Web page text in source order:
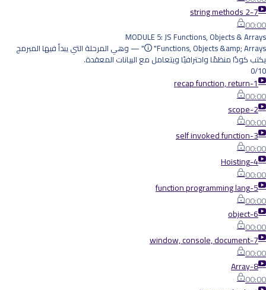
7-string methods 2
00:00
MODULE 5: JS Functions, Objects & Arrays
"Functions, Objects &amp; Arrays" — وهي المرحلة التي يبدأ فيها المبرمج
يكتب كودًا منظمًا واحترافيًا ويتعامل مع البيانات المعقدة.
0/10
1-recap function, return
00:00
2-scope
00:00
3-self invoked function
00:00
4-Hoisting
00:00
5-function programming lang
00:00
6-object
00:00
7-window, console, document
00:00
8-Array
00:00